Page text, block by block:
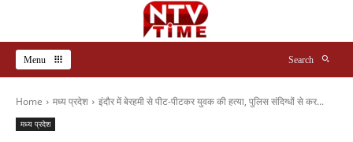
Menu Search
Home मध्य प्रदेश इंदौर में बेरहमी से पीट-पीटकर युवक की हत्या, पुलिस संदिग्धों से कर...
मध्य प्रदेश